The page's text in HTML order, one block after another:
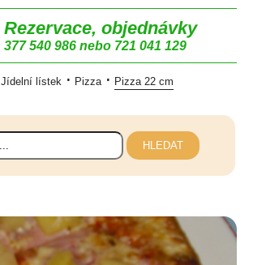
Jídelní lístek Pizza Pizza 22 cm
HLEDAT
Rezervace, objednávky
377 540 986 nebo 721 041 129